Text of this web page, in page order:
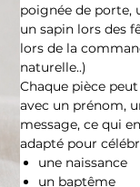
poignée de porte,
un sapin lors des
lors de la
naturelle..)
Chaque pièce
avec un prénom,
message, ce qui
adapté pour
une naissance
un baptême